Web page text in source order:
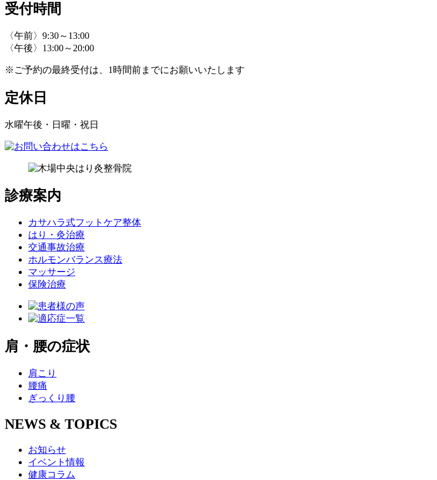
受付時間
〈午前〉9:30～13:00
〈午後〉13:00～20:00
※ご予約の最終受付は、1時間前までにお願いいたします
定休日
水曜午後・日曜・祝日
診療案内
カサハラ式フットケア整体
はり・灸治療
交通事故治療
ホルモンバランス療法
マッサージ
保険治療
肩・腰の症状
肩こり
腰痛
ぎっくり腰
NEWS & TOPICS
お知らせ
イベント情報
健康コラム